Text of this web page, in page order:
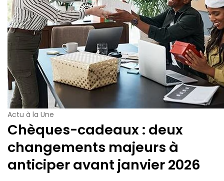
Actu à la Une
Chèques-cadeaux : deux
changements majeurs à
anticiper avant janvier 2026